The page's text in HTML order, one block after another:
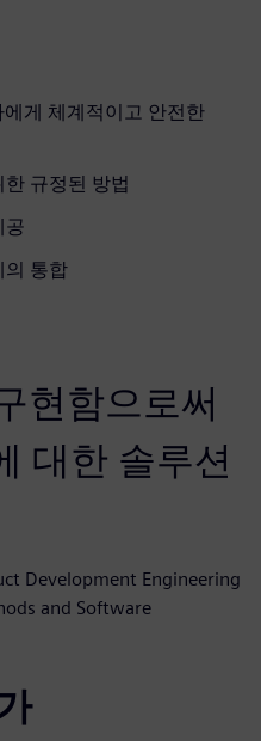
게 체계적이고 안전한
규정된 방법
공
의 통합
현함으로써
대한 솔루션
Development Engineering
and Software